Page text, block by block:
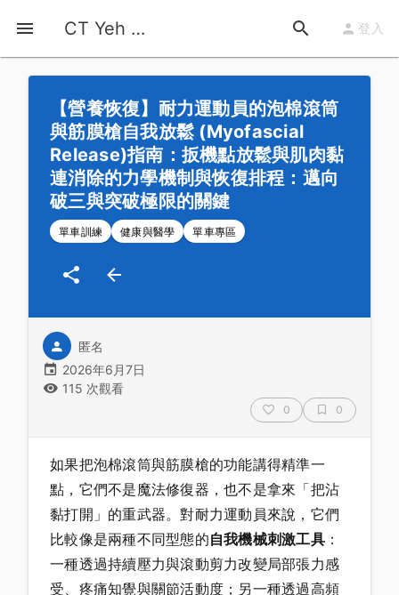
CT Yeh 公路車基地 登入
首頁 運動知識
【營養恢復】耐力運動員的泡棉滾筒
與筋膜槍自我放鬆 (Myofascial
Release)指南：扳機點放鬆與肌肉黏
連消除的力學機制與恢復排程：邁向
破三與突破極限的關鍵
單車訓練 健康與醫學 單車專區
匿名
2026年6月7日
115 次觀看
0 0
如果把泡棉滾筒與筋膜槍的功能講得精準一
點，它們不是魔法修復器，也不是拿來「把沾
黏打開」的重武器。對耐力運動員來說，它們
比較像是兩種不同型態的自我機械刺激工具：
一種透過持續壓力與滾動剪力改變局部張力感
受、疼痛知覺與關節活動度；另一種透過高頻